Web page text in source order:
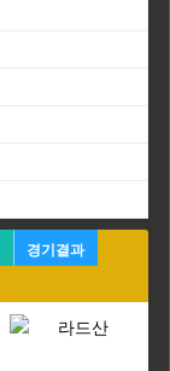
경기결과